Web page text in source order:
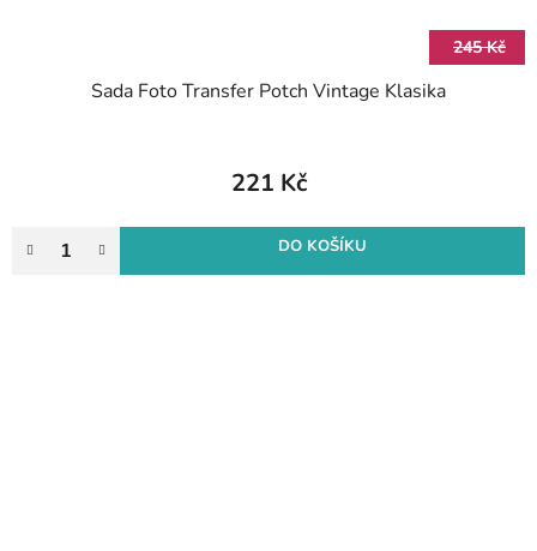
245 Kč
Sada Foto Transfer Potch Vintage Klasika
221 Kč
DO KOŠÍKU